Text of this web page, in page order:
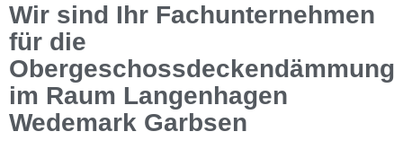
Wir sind Ihr Fachunternehmen
für die
Obergeschossdeckendämmung
im Raum Langenhagen
Wedemark Garbsen